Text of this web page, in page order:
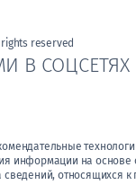
В СОЦСЕТЯХ
информации на основе
сведений, относящихся
reserved